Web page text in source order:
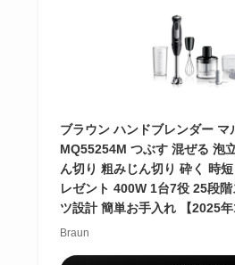
ブラウン ハンドブレンダー マ
MQ55254M つぶす 混ぜる 泡
ん切り 粗みじん切り 砕く 時
レゼント 400W 1台7役 25段
ツ設計 簡単お手入れ 【2025年
Braun